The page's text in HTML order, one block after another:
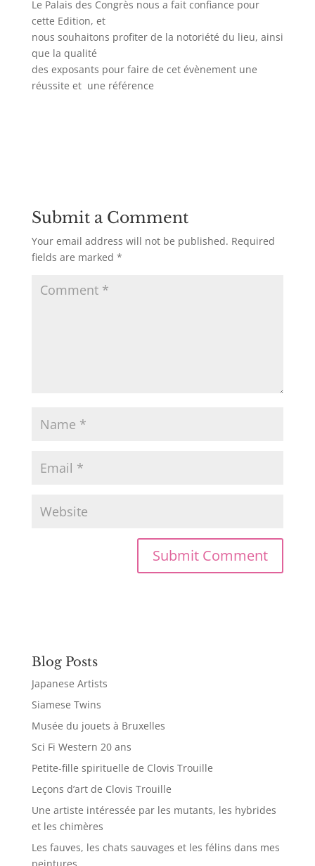
Le Palais des Congrès nous a fait confiance pour
cette Edition, et
nous souhaitons profiter de la notoriété du lieu, ainsi
que la qualité
des exposants pour faire de cet évènement une
réussite et une référence
Submit a Comment
Your email address will not be published. Required
fields are marked *
Blog Posts
Japanese Artists
Siamese Twins
Musée du jouets à Bruxelles
Sci Fi Western 20 ans
Petite-fille spirituelle de Clovis Trouille
Leçons d’art de Clovis Trouille
Une artiste intéressée par les mutants, les hybrides
et les chimères
Les fauves, les chats sauvages et les félins dans mes